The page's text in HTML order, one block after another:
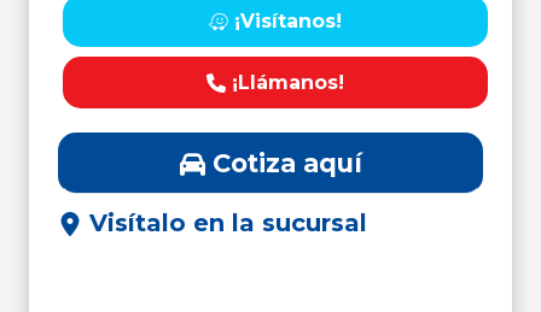
¡Visítanos!
¡Llámanos!
Cotiza aquí
Visítalo en la sucursal